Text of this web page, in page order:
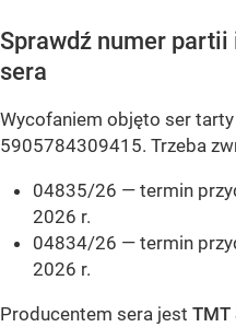
Sprawdź numer
sera
Wycofaniem objęto ser
5905784309415. Trzeba
04835/26 — termin
2026 r.
04834/26 — termin
2026 r.
Producentem sera jest TMT